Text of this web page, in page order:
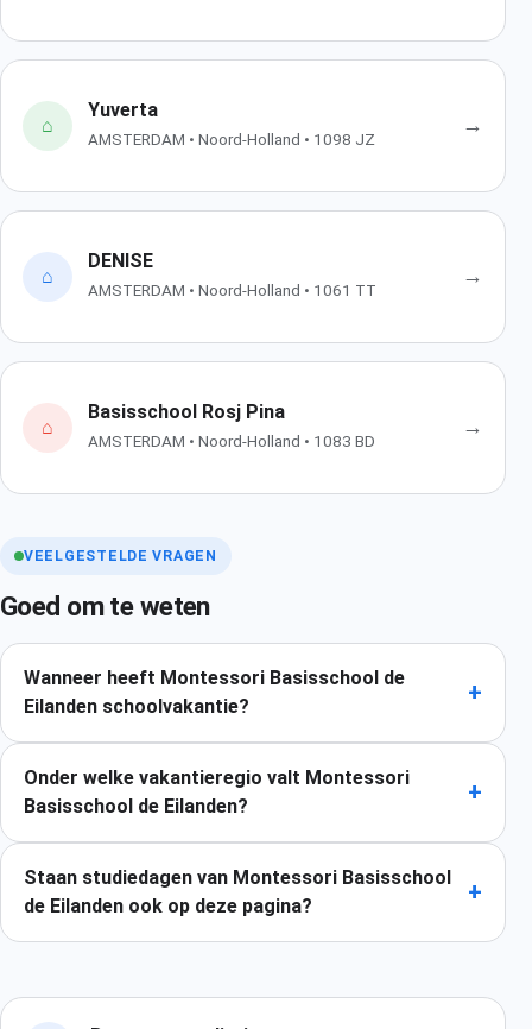
⌂
Yuverta
AMSTERDAM • Noord-Holland • 1098 JZ
→
⌂
DENISE
AMSTERDAM • Noord-Holland • 1061 TT
→
⌂
Basisschool Rosj Pina
AMSTERDAM • Noord-Holland • 1083 BD
→
VEELGESTELDE VRAGEN
Goed om te weten
Wanneer heeft Montessori Basisschool de
Eilanden schoolvakantie?
+
Onder welke vakantieregio valt Montessori
Basisschool de Eilanden?
+
Staan studiedagen van Montessori Basisschool
de Eilanden ook op deze pagina?
+